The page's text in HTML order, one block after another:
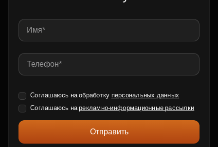
Соглашаюсь на обработку персональных данных
Соглашаюсь нарекламно-информационные рассылки
Отправить